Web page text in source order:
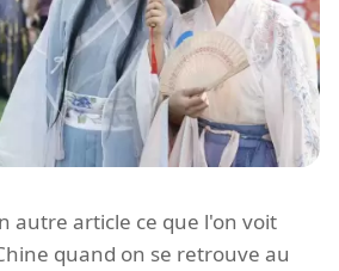
autre article ce que l'on voit
quand on se retrouve au